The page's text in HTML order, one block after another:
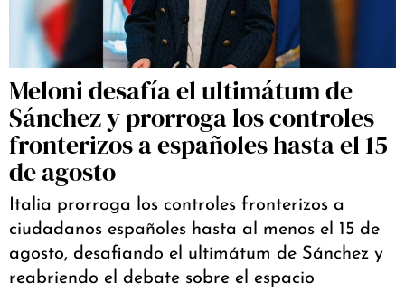
Meloni desafía el ultimátum de
Sánchez y prorroga los controles
fronterizos a españoles hasta el 15
de agosto
Italia prorroga los controles fronterizos a
ciudadanos españoles hasta al menos el 15 de
agosto, desafiando el ultimátum de Sánchez y
reabriendo el debate sobre el espacio